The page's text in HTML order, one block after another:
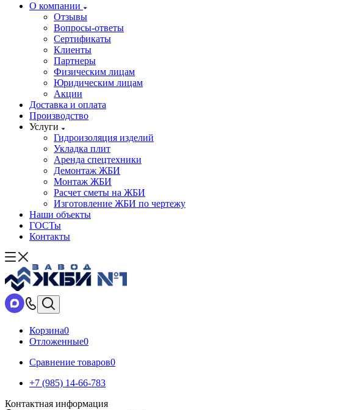
О компании
Отзывы
Вопросы-ответы
Сертификаты
Клиенты
Партнеры
Физическим лицам
Юридическим лицам
Акции
Доставка и оплата
Производство
Услуги
Гидроизоляция изделий
Укладка плит
Аренда спецтехники
Демонтаж ЖБИ
Монтаж ЖБИ
Расчет сметы на ЖБИ
Изготовление ЖБИ по чертежу
Наши объекты
ГОСТы
Контакты
Корзина0
Отложенные0
Сравнение товаров0
+7 (985) 14-66-783
Контактная информация